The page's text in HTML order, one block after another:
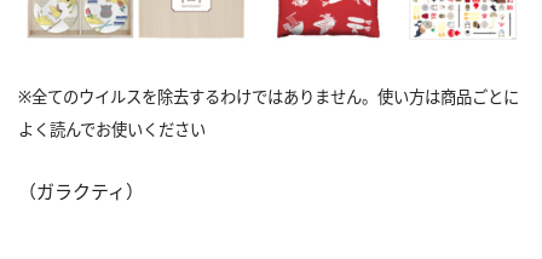
※全てのウイルスを除去するわけではありません。使い方は商品ごとに
よく読んでお使いください
（ガラクティ）